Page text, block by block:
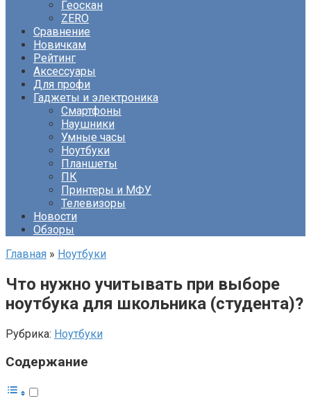
Геоскан
ZERO
Сравнение
Новичкам
Рейтинг
Аксессуары
Для профи
Гаджеты и электроника
Смартфоны
Наушники
Умные часы
Ноутбуки
Планшеты
ПК
Принтеры и МФУ
Телевизоры
Новости
Обзоры
Главная » Ноутбуки
Что нужно учитывать при выборе
ноутбука для школьника (студента)?
Рубрика: Ноутбуки
Содержание